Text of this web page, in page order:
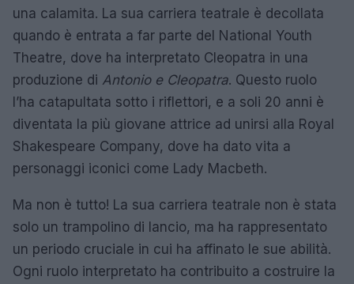
una calamita. La sua carriera teatrale è decollata
quando è entrata a far parte del National Youth
Theatre, dove ha interpretato Cleopatra in una
produzione di Antonio e Cleopatra. Questo ruolo
l’ha catapultata sotto i riflettori, e a soli 20 anni è
diventata la più giovane attrice ad unirsi alla Royal
Shakespeare Company, dove ha dato vita a
personaggi iconici come Lady Macbeth.
Ma non è tutto! La sua carriera teatrale non è stata
solo un trampolino di lancio, ma ha rappresentato
un periodo cruciale in cui ha affinato le sue abilità.
Ogni ruolo interpretato ha contribuito a costruire la